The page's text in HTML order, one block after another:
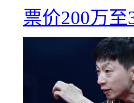
票价200万